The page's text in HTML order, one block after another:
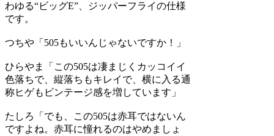
わゆる“ビッグE”、ジッパーフライの仕様
です。
つちや 「505もいいんじゃないですか！」
ひらやま
「この505は凄まじくカッコイイ
色落ちで、縦落ちもキレイで、横に入る通
称ヒゲもビンテージ感を増しています」
たしろ
「でも、この505は赤耳ではないん
ですよね。赤耳に憧れるのはやめましょ